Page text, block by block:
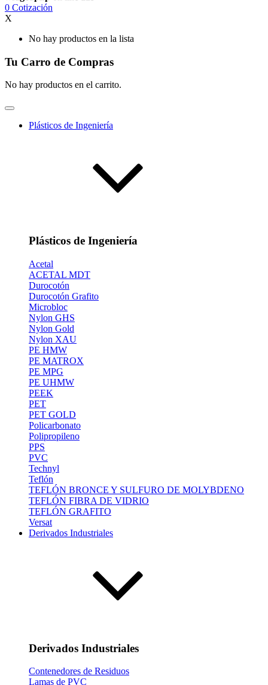
0 Cotización
X
No hay productos en la lista
Tu Carro de Compras
No hay productos en el carrito.
Plásticos de Ingeniería
Plásticos de Ingeniería
Acetal
ACETAL MDT
Durocotón
Durocotón Grafito
Microbloc
Nylon GHS
Nylon Gold
Nylon XAU
PE HMW
PE MATROX
PE MPG
PE UHMW
PEEK
PET
PET GOLD
Policarbonato
Polipropileno
PPS
PVC
Technyl
Teflón
TEFLÓN BRONCE Y SULFURO DE MOLYBDENO
TEFLÓN FIBRA DE VIDRIO
TEFLÓN GRAFITO
Versat
Derivados Industriales
Derivados Industriales
Contenedores de Residuos
Lamas de PVC